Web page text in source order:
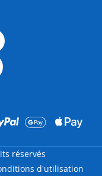
réservés
d'utilisation